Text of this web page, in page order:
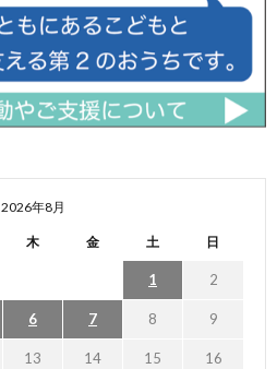
2026年8月
木 金 土 日
1 2
6 7 8 9
13 14 15 16